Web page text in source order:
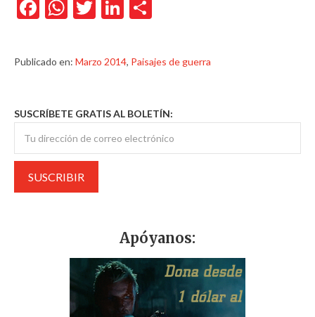
Facebook
WhatsApp
TwitterLinkedIn
Publicado en: Marzo 2014, Paisajes de guerra
SUSCRÍBETE GRATIS AL BOLETÍN:
Apóyanos: